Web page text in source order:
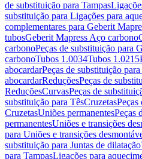
de substituição para Tampas
substituição para Ligações para
complementares para Geberit
tubosGeberit Mapress Aço carbono
carbonoPeças de substituição para
carbonoTubos 1.0034Tubos 1.0215
abocardarPeças de substituição
abocardarReduçõesPeças de
ReduçõesCurvasPeças de
substituição para TêsCruzetasPeças
CruzetasUniões permanentesPeças
permanentesUniões e transições
para Uniões e transições
substituição para Juntas de dilatação
para TampasLigações para